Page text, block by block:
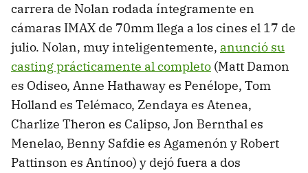
carrera de Nolan rodada íntegramente en
cámaras IMAX de 70mm llega a los cines el 17 de
julio. Nolan, muy inteligentemente, anunció su
casting prácticamente al completo (Matt Damon
es Odiseo, Anne Hathaway es Penélope, Tom
Holland es Telémaco, Zendaya es Atenea,
Charlize Theron es Calipso, Jon Bernthal es
Menelao, Benny Safdie es Agamenón y Robert
Pattinson es Antínoo) y dejó fuera a dos